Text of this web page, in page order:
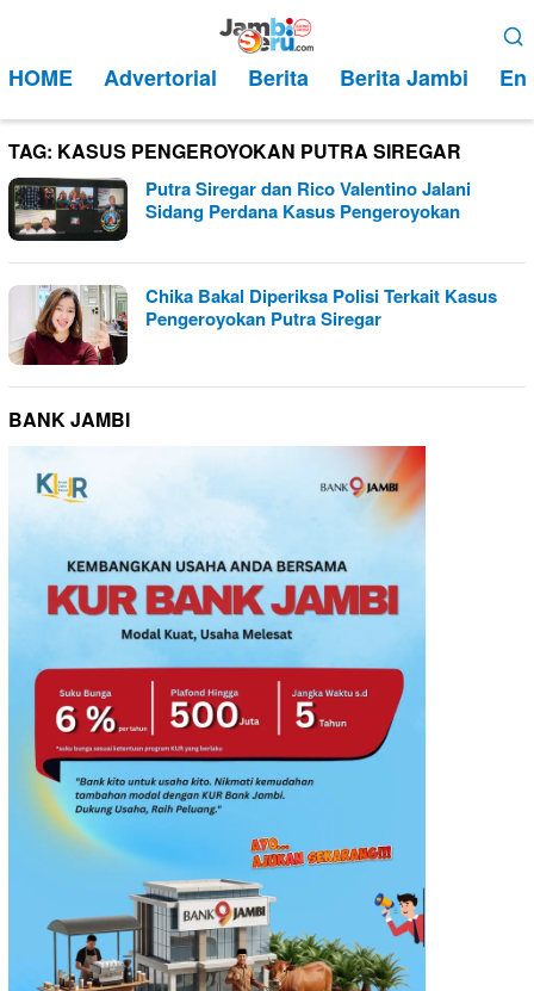
kontenMobile
HOME Advertorial Berita Berita Jambi
TAG: KASUS PENGEROYOKAN PUTRA SIREGAR
Putra Siregar dan Rico Valentino Jalani
Sidang Perdana Kasus Pengeroyokan
Chika Bakal Diperiksa Polisi Terkait Kasus
Pengeroyokan Putra Siregar
BANK JAMBI